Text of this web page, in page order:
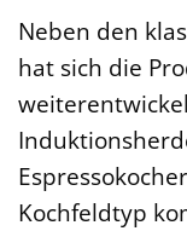
Neben den
hat sich die
Kochfeldtyp